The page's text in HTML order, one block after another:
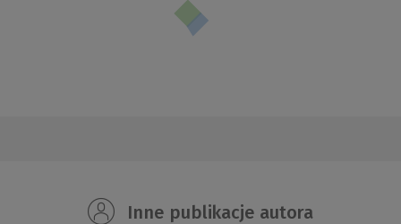
Inne publikacje autora